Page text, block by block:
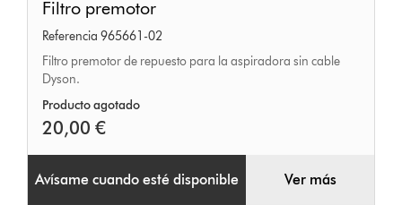
premotor
Filtro premotor
Referencia 965661-02
Filtro premotor de repuesto para la aspiradora sin cable
Dyson.
Producto agotado
20,00 €
Avísame cuando esté disponible Ver más